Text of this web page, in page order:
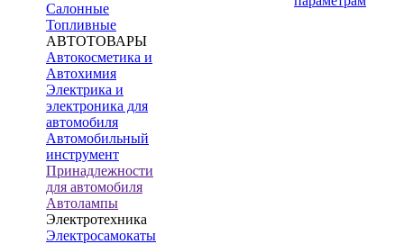
Салонные
Топливные
АВТОТОВАРЫ
Автокосметика и
Автохимия
Электрика и
электроника для
автомобиля
Автомобильный
инструмент
Принадлежности
для автомобиля
Автолампы
Электротехника
Электросамокаты